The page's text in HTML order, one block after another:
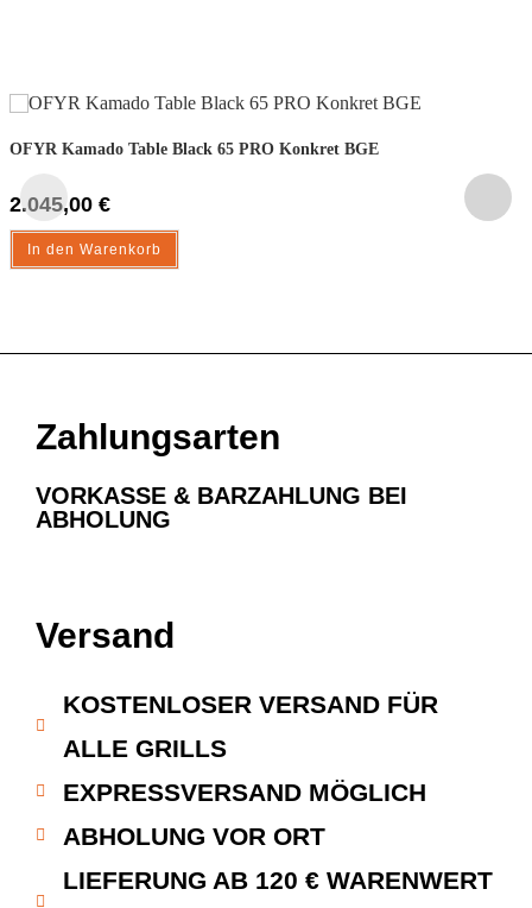
OFYR Kamado Table Black 65 PRO Konkret BGE
2.045,00 €
In den Warenkorb
Zahlungsarten
VORKASSE & BARZAHLUNG BEI
ABHOLUNG
Versand
KOSTENLOSER VERSAND FÜR
ALLE GRILLS
EXPRESSVERSAND MÖGLICH
ABHOLUNG VOR ORT
LIEFERUNG AB 120 € WARENWERT